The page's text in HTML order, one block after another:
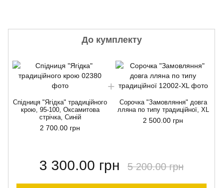
До кумплекту
Спідниця "Ягідка" традиційного
крою, 95-100, Оксамитова
стрічка, Синій
2 700.00 грн
Сорочка "Замовляння" довга
лляна по типу традиційної, XL
2 500.00 грн
3 300.00 грн 5 200.00 грн